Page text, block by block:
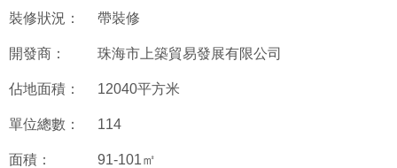
裝修狀況： 帶裝修
開發商： 珠海市上築貿易發展有限公司
佔地面積： 12040平方米
單位總數： 114
面積： 91-101㎡